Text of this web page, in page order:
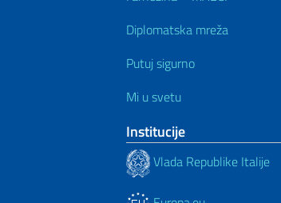
Diplomatska mreža
Putuj sigurno
Mi u svetu
Institucije
Vlada Republike Italije